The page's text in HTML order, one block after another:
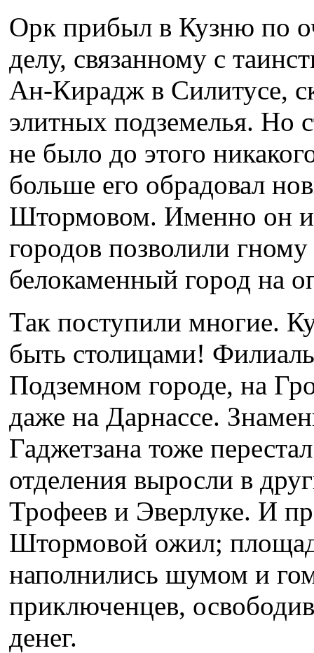
Орк прибыл в Кузню по
делу, связанному с
Ан-Кирадж в Силитусе,
элитных подземелья. Но
не было до этого
больше его обрадовал
Штормовом. Именно он
городов позволили
белокаменный город на
Так поступили многие.
быть столицами!
Подземном городе, на
даже на Дарнассе.
Гаджетзана тоже
отделения выросли в
Трофеев и Эверлуке. И
Штормовой ожил;
наполнились шумом и
приключенцев,
денег.